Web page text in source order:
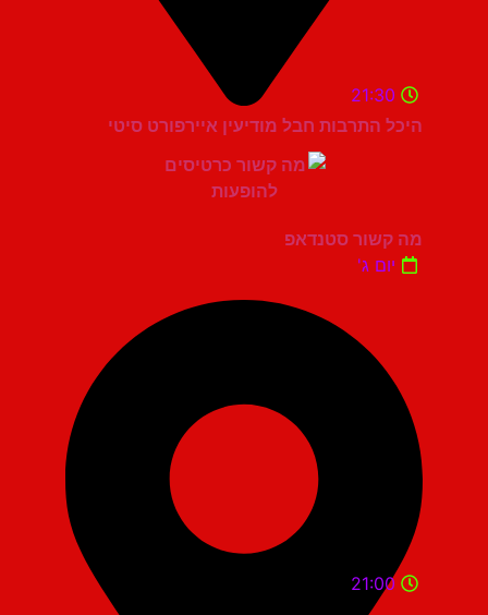
היכל התרבות חבל מודיעין איירפורט סיטי
21:30
מה קשור סטנדאפ
יום ג'
21:00